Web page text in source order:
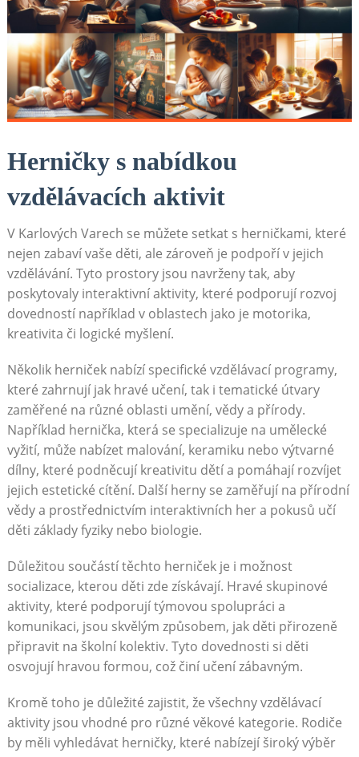
Herničky s nabídkou
vzdělávacích aktivit
V Karlových Varech se můžete setkat s herničkami, které
nejen zabaví vaše děti, ale zároveň je podpoří v jejich
vzdělávání. Tyto prostory jsou navrženy tak, aby
poskytovaly interaktivní aktivity, které podporují rozvoj
dovedností například v oblastech jako je motorika,
kreativita či logické myšlení.
Několik herniček nabízí specifické vzdělávací programy,
které zahrnují jak hravé učení, tak i tematické útvary
zaměřené na různé oblasti umění, vědy a přírody.
Například hernička, která se specializuje na umělecké
vyžití, může nabízet malování, keramiku nebo výtvarné
dílny, které podněcují kreativitu dětí a pomáhají rozvíjet
jejich estetické cítění. Další herny se zaměřují na přírodní
vědy a prostřednictvím interaktivních her a pokusů učí
děti základy fyziky nebo biologie.
Důležitou součástí těchto herniček je i možnost
socializace, kterou děti zde získávají. Hravé skupinové
aktivity, které podporují týmovou spolupráci a
komunikaci, jsou skvělým způsobem, jak děti přirozeně
připravit na školní kolektiv. Tyto dovednosti si děti
osvojují hravou formou, což činí učení zábavným.
Kromě toho je důležité zajistit, že všechny vzdělávací
aktivity jsou vhodné pro různé věkové kategorie. Rodiče
by měli vyhledávat herničky, které nabízejí široký výběr